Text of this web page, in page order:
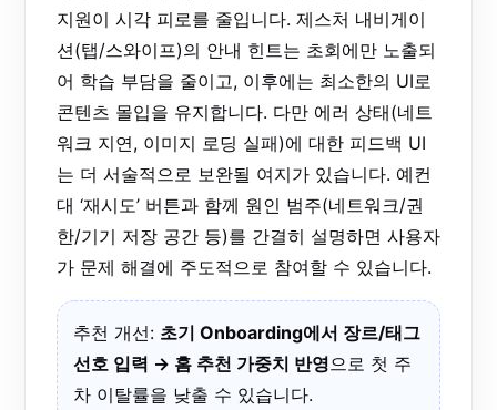
지원이 시각 피로를 줄입니다. 제스처 내비게이
션(탭/스와이프)의 안내 힌트는 초회에만 노출되
어 학습 부담을 줄이고, 이후에는 최소한의 UI로
콘텐츠 몰입을 유지합니다. 다만 에러 상태(네트
워크 지연, 이미지 로딩 실패)에 대한 피드백 UI
는 더 서술적으로 보완될 여지가 있습니다. 예컨
대 ‘재시도’ 버튼과 함께 원인 범주(네트워크/권
한/기기 저장 공간 등)를 간결히 설명하면 사용자
가 문제 해결에 주도적으로 참여할 수 있습니다.
추천 개선: 초기 Onboarding에서 장르/태그
선호 입력 → 홈 추천 가중치 반영으로 첫 주
차 이탈률을 낮출 수 있습니다.